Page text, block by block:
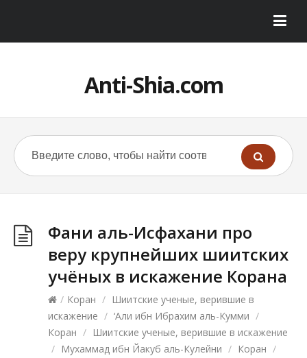
Anti-Shia.com
Фани аль-Исфахани про
веру крупнейших шиитских
учёных в искажение Корана
/ Коран / Шиитские ученые, верившие в
искажение / ‘Али ибн Ибрахим аль-Кумми /
Коран / Шиитские ученые, верившие в искажение
/ Мухаммад ибн Йакуб аль-Кулейни / Коран /